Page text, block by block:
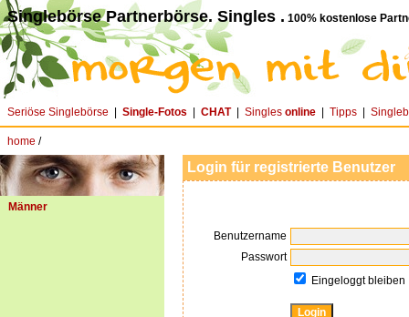
Singlebörse Partnerbörse. Singles . 100% kostenlose
Seriöse Singlebörse Single-Fotos CHAT| Singles online Tipps
home /
Männer
Login für registrierte Benutzer
Benutzername
Passwort
Eingeloggt bleiben